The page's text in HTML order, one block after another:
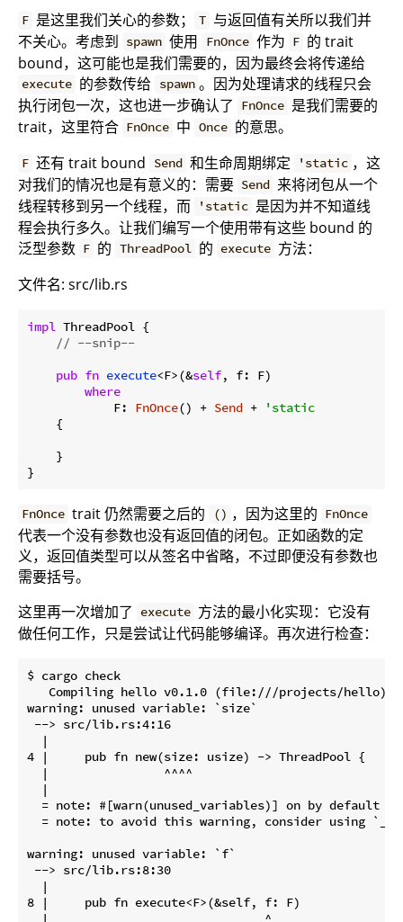
F 是这里我们关心的参数； T 与返回值有关所以我们并
不关心。考虑到 spawn 使用 FnOnce 作为 F 的 trait
bound，这可能也是我们需要的，因为最终会将传递给
execute 的参数传给 spawn 。因为处理请求的线程只会
执行闭包一次，这也进一步确认了
FnOnce 是我们需要的
trait，这里符合 FnOnce 中 Once 的意思。
F 还有 trait bound Send 和生命周期绑定 'static ，这
对我们的情况也是有意义的：需要 Send 来将闭包从一个
线程转移到另一个线程，而
'static 是因为并不知道线
程会执行多久。让我们编写一个使用带有这些 bound 的
泛型参数 F 的 ThreadPool 的 execute 方法：
文件名: src/lib.rs
impl ThreadPool {
// --snip--
pub fn execute<F>(&self, f: F)
where
            F:
FnOnce() + Send +
'static
    {
    }
FnOnce trait 仍然需要之后的 () ，因为这里的 FnOnce
代表一个没有参数也没有返回值的闭包。正如函数的定
义，返回值类型可以从签名中省略，不过即便没有参数也
需要括号。
这里再一次增加了
execute 方法的最小化实现：它没有
做任何工作，只是尝试让代码能够编译。再次进行检查：
$ cargo check
   Compiling hello v0.1.0 (file:///projects/hello)
warning: unused variable: `size`
--> src/lib.rs:4:16
  |
4 |     pub fn new(size: usize) -> ThreadPool {
  |                ^^^^
  |
  = note: #[warn(unused_variables)] on by default
= note: to avoid this warning, consider using
warning: unused variable: `f`
--> src/lib.rs:8:30
  |
8 |     pub fn execute<F>(&self, f: F)
  |                              ^